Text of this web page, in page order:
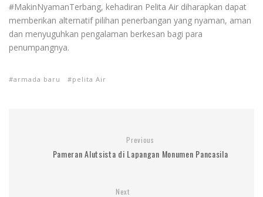
#MakinNyamanTerbang, kehadiran Pelita Air diharapkan dapat
memberikan alternatif pilihan penerbangan yang nyaman, aman
dan menyuguhkan pengalaman berkesan bagi para
penumpangnya.
armada baru pelita Air
Previous
Pameran Alutsista di Lapangan Monumen Pancasila
Next